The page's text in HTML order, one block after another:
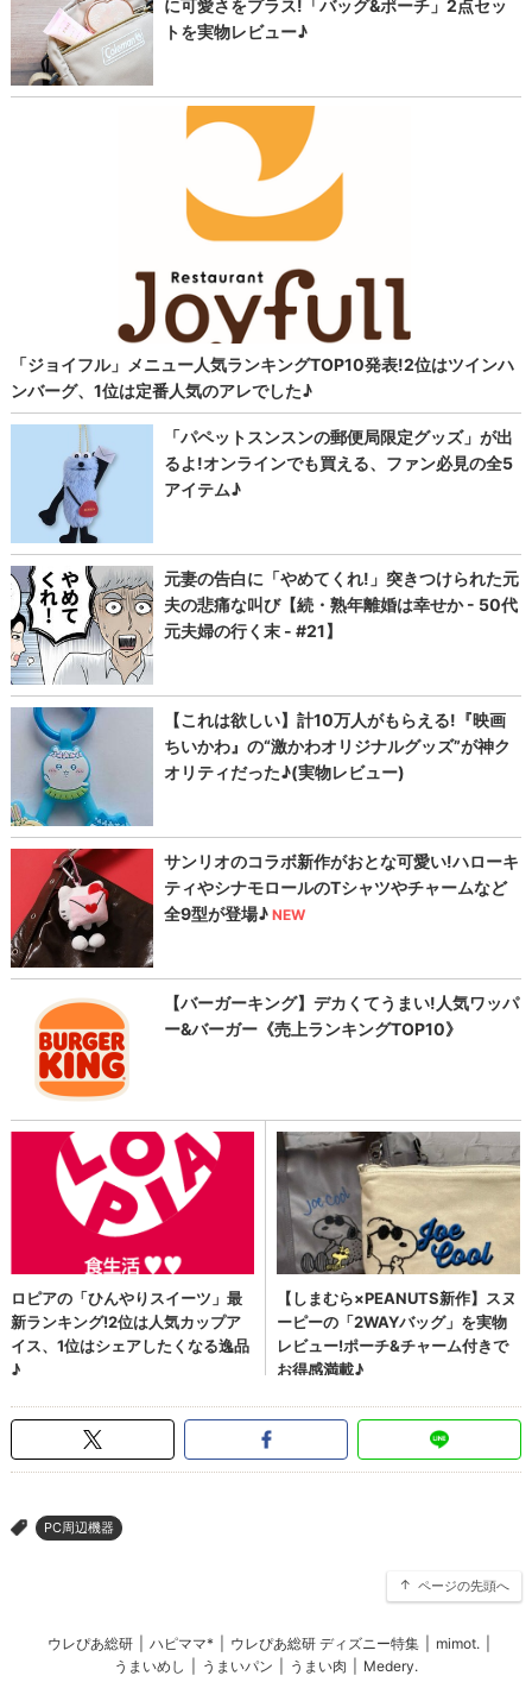
> PC周辺機器
ページの先頭へ
ウレぴあ総研 ハピママ* ウレぴあ総研 ディズニー特集 mimot.
うまいめし
うまいパン うまい肉 Medery.